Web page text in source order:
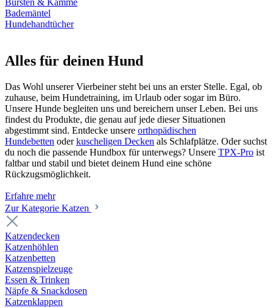
Bürsten & Kämme
Bademäntel
Hundehandtücher
Alles für deinen Hund
Das Wohl unserer Vierbeiner steht bei uns an erster Stelle. Egal, ob
zuhause, beim Hundetraining, im Urlaub oder sogar im Büro.
Unsere Hunde begleiten uns und bereichern unser Leben. Bei uns
findest du Produkte, die genau auf jede dieser Situationen
abgestimmt sind. Entdecke unsere orthopädischen
Hundebetten oderkuscheligen Decken als Schlafplätze. Oder suchst
du noch die passende Hundbox für unterwegs? Unsere TPX-Pro ist
faltbar und stabil und bietet deinem Hund eine schöne
Rückzugsmöglichkeit.
Erfahre mehr
Zur Kategorie Katzen
Katzendecken
Katzenhöhlen
Katzenbetten
Katzenspielzeuge
Essen & Trinken
Näpfe & Snackdosen
Katzenklappen